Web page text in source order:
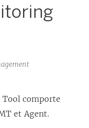
Tool comporte
et Agent.